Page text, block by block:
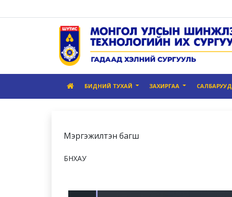
БИДНИЙ ТУХАЙ ЗАХИРГАА САЛБАРУУД
Мэргэжилтэн багш
БНХАУ